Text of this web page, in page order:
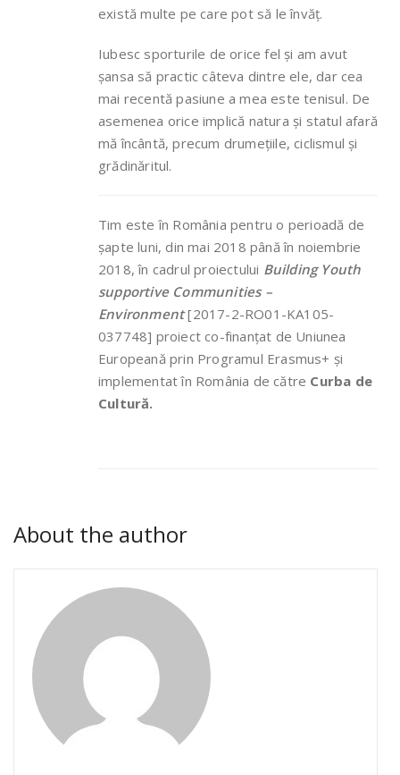
există multe pe care pot să le învăț.
Iubesc sporturile de orice fel și am avut
șansa să practic câteva dintre ele, dar cea
mai recentă pasiune a mea este tenisul. De
asemenea orice implică natura și statul afară
mă încântă, precum drumețiile, ciclismul și
grădinăritul.
Tim este în România pentru o perioadă de
șapte luni, din mai 2018 până în noiembrie
2018, în cadrul proiectului Building Youth
supportive Communities –
Environment[2017-2-RO01-KA105-
037748] proiect co-finanțat de Uniunea
Europeană prin Programul Erasmus+ și
implementat în România de către Curba de
Cultură.
About the author